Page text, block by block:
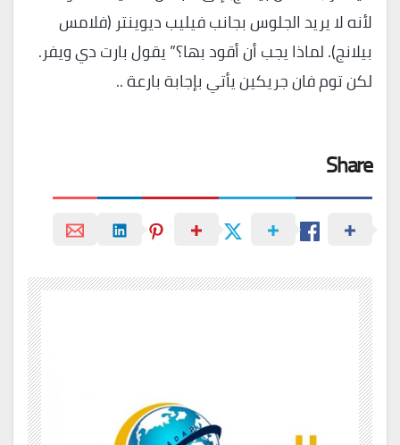
لأنه لا يريد الجلوس بجانب فيليب ديوينتر (فلامس
بيلانج). لماذا يجب أن أقود بها؟” يقول بارت دي ويفر.
لكن توم فان جريكين يأتي بإجابة بارعة ..
Share